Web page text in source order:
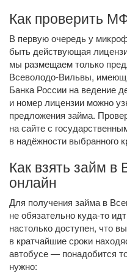
Как проверить
В первую очередь у
быть действующая
мы размещаем только
Всеволодо-Вильвы,
Банка России на ведение
и номер лицензии можно
предложения займа.
на сайте с
в надёжности выбранного
Как взять займ в
онлайн
Для получения займа в
не обязательно куда-то
настолько доступен, что
в кратчайшие сроки
автобусе — понадобится
нужно: